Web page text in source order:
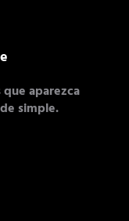
aparezca
simple.